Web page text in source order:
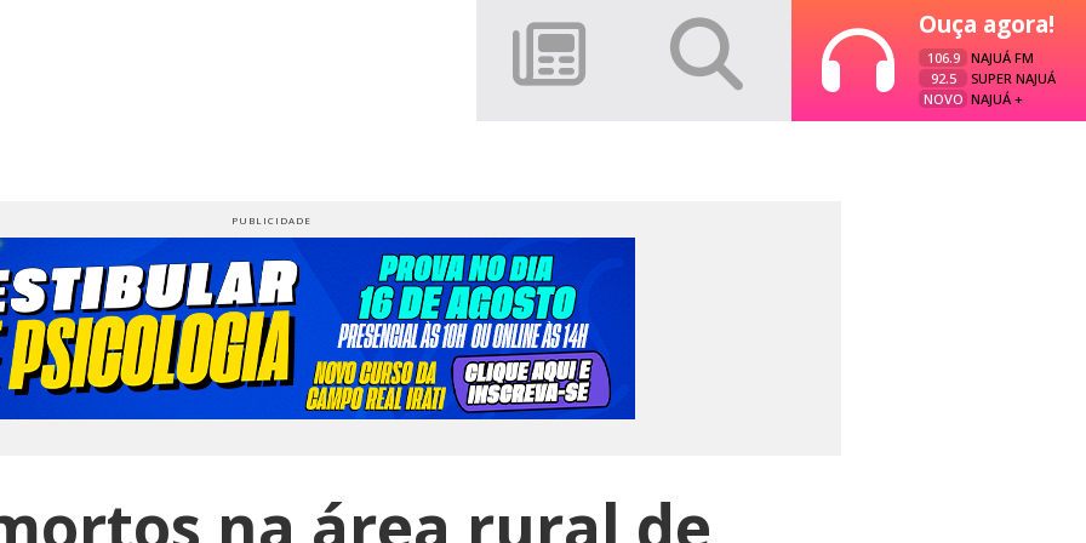
Ouça agora!
106.9
NAJUÁ FM
92.5
SUPER NAJUÁ
NOVO NAJUÁ +
na área rural de